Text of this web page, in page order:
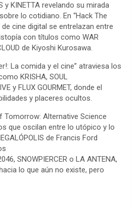
y KINETTA revelando su mirada
lo cotidiano. En “Hack The
de cine digital se entrelazan entre
con títulos como WAR
de Kiyoshi Kurosawa.
La comida y el cine” atraviesa los
KRISHA, SOUL
y FLUX GOURMET, donde el
y placeres ocultos.
Tomorrow: Alternative Science
que oscilan entre lo utópico y lo
de Francis Ford
SNOWPIERCER o LA ANTENA,
lo que aún no existe, pero